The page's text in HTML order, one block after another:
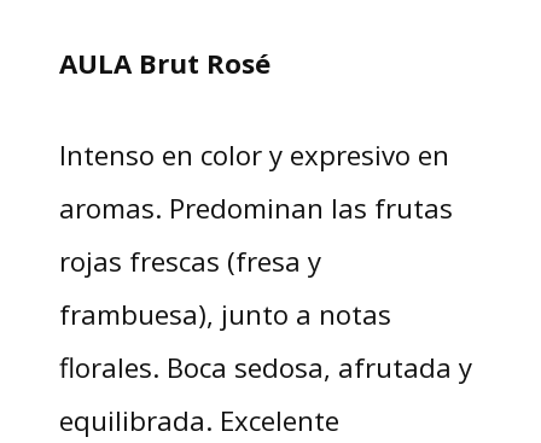
AULA Brut Rosé
Intenso en color y expresivo en
aromas. Predominan las frutas
rojas frescas (fresa y
frambuesa), junto a notas
florales. Boca sedosa, afrutada y
equilibrada. Excelente